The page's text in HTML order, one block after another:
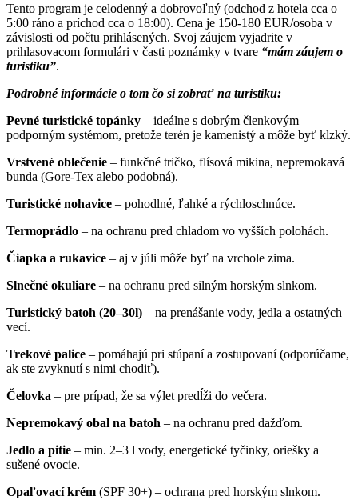
Tento program je celodenný a dobrovoľný (odchod z hotela cca o
5:00 ráno a príchod cca o 18:00). Cena je 150-180 EUR/osoba v
závislosti od počtu prihlásených. Svoj záujem vyjadrite v
prihlasovacom formulári v časti poznámky v tvare “mám záujem o
turistiku”.
Podrobné informácie o tom čo si zobrať na turistiku:
Pevné turistické topánky – ideálne s dobrým členkovým
podporným systémom, pretože terén je kamenistý a môže byť klzký.
Vrstvené oblečenie – funkčné tričko, flísová mikina, nepremokavá
bunda (Gore-Tex alebo podobná).
Turistické nohavice – pohodlné, ľahké a rýchloschnúce.
Termoprádlo – na ochranu pred chladom vo vyšších polohách.
Čiapka a rukavice – aj v júli môže byť na vrchole zima.
Slnečné okuliare – na ochranu pred silným horským slnkom.
Turistický batoh (20–30l) – na prenášanie vody, jedla a ostatných
vecí.
Trekové palice – pomáhajú pri stúpaní a zostupovaní (odporúčame,
ak ste zvyknutí s nimi chodiť).
Čelovka – pre prípad, že sa výlet predĺži do večera.
Nepremokavý obal na batoh – na ochranu pred dažďom.
Jedlo a pitie – min. 2–3 l vody, energetické tyčinky, oriešky a
sušené ovocie.
Opaľovací krém (SPF 30+) – ochrana pred horským slnkom.